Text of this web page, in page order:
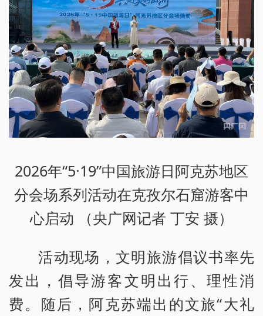
2026年“5·19”中国旅游日阿克苏地区
分会场系列活动在克孜尔石窟游客中
心启动 （央广网记者 丁安 摄）
活动现场，文明旅游倡议书率先
发出，倡导游客文明出行、理性消
费。随后，阿克苏端出的文旅“大礼